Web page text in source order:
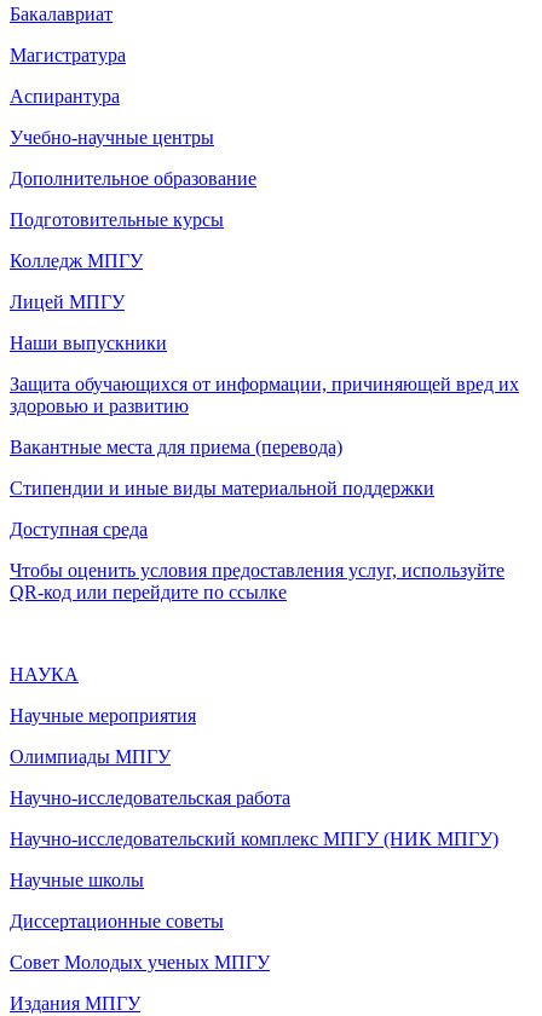
Бакалавриат
Магистратура
Аспирантура
Учебно-научные центры
Дополнительное образование
Подготовительные курсы
Колледж МПГУ
Лицей МПГУ
Наши выпускники
Защита обучающихся от информации, причиняющей вред их
здоровью и развитию
Вакантные места для приема (перевода)
Стипендии и иные виды материальной поддержки
Доступная среда
Чтобы оценить условия предоставления услуг, используйте
QR-код или перейдите по ссылке
НАУКА
Научные мероприятия
Олимпиады МПГУ
Научно-исследовательская работа
Научно-исследовательский комплекс МПГУ (НИК МПГУ)
Научные школы
Диссертационные советы
Совет Молодых ученых МПГУ
Издания МПГУ